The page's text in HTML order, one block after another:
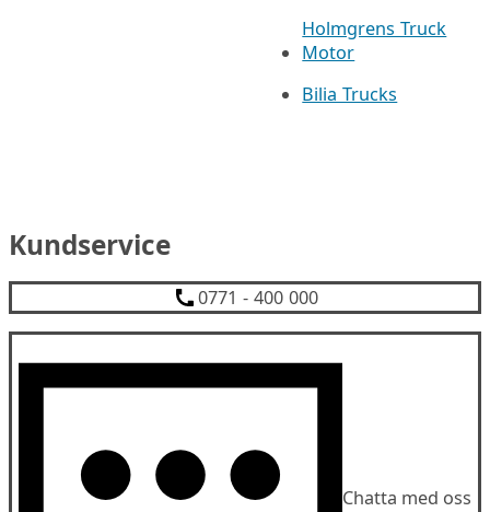
Holmgrens Truck
Motor
Bilia Trucks
Kundservice
0771 - 400 000
Chatta med oss